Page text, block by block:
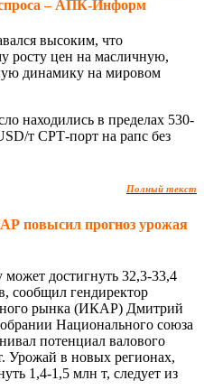
спроса – АПК-Информ
высоким, что
росту цен на масличную,
динамику на мировом
находились в пределах 530-
т СРТ-порт на рапс без
Полный текст
повысил прогноз урожая
достигнуть 32,3-33,4
сообщил гендиректор
рынка (ИКАР) Дмитрий
Национального союза
потенциал валового
Урожай в новых регионах,
1,4-1,5 млн т, следует из